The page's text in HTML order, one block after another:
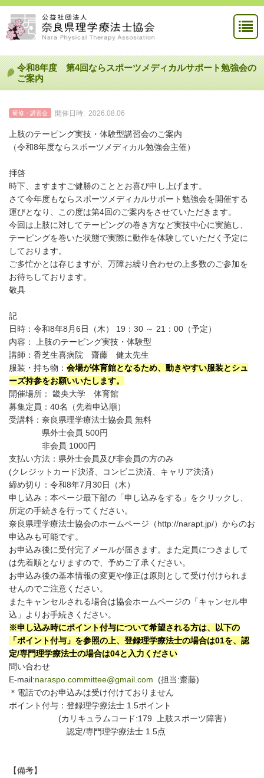
令和8年度 第4回ならスポーツメディカルサポート勉強会の
ご案内
研修・講習会 開催日時: 2026.08.06
上肢のテーピング実技・体験型講習会のご案内
（令和8年度ならスポーツメディカル勉強会主催）
拝啓
時下、ますますご健勝のこととお喜び申し上げます。
さて今年度もならスポーツメディカルサポート勉強会を開催する
運びとなり、この度は第4回のご案内をさせていただきます。
今回は上肢に対してテーピングの巻き方など実技中心に実施し、
テーピングを巻いた状態で実際に動作を体験していただく予定に
しております。
ご多忙かとは存じますが、万障お繰り合わせの上多数のご参加を
お待ちしております。
敬具
記
日時：令和8年8月6日（木） 19：30 ～ 21：00（予定）
内容： 上肢のテーピング実技・体験型
講師：香芝生喜病院 齋藤 健太先生
服装・持ち物： 会場が体育館となるため、動きやすい服装とシュ
ーズ持参をお願いいたします。
開催場所： 畿央大学 体育館
募集定員：40名（先着申込順）
受講料：奈良県理学療法士協会員 無料
県外士会員 500円
非会員 1000円
支払い方法：県外士会員及び非会員の方のみ
(クレジットカード決済、コンビニ決済、キャリア決済）
締め切り：令和8年7月30日（木）
申し込み：本ページ最下部の「申し込みをする」をクリックし、
所定の手続きを行ってください。
奈良県理学療法士協会のホームページ（http://narapt.jp/）からのお
申込みも可能です。
お申込み後に受付完了メールが届きます。また定員につきまして
は先着順となりますので、予めご了承ください。
お申込み後の基本情報の変更や修正は原則として受け付けられま
せんのでご注意ください。
またキャンセルされる場合は協会ホームページの「キャンセル申
込」よりお手続きください。
※申し込み時にポイント付与について希望される方は、以下の
「ポイント付与」を参照の上、 登録理学療法士の場合は01を、認
定/専門理学療法士の場合は04と入力ください
問い合わせ
E-mail:naraspo.committee@gmail.com (担当:齋藤)
＊電話でのお申込みは受け付けておりません
ポイント付与：登録理学療法士 1.5ポイント
(カリキュラムコード:179 上肢スポーツ障害）
認定/専門理学療法士 1.5点
【備考】